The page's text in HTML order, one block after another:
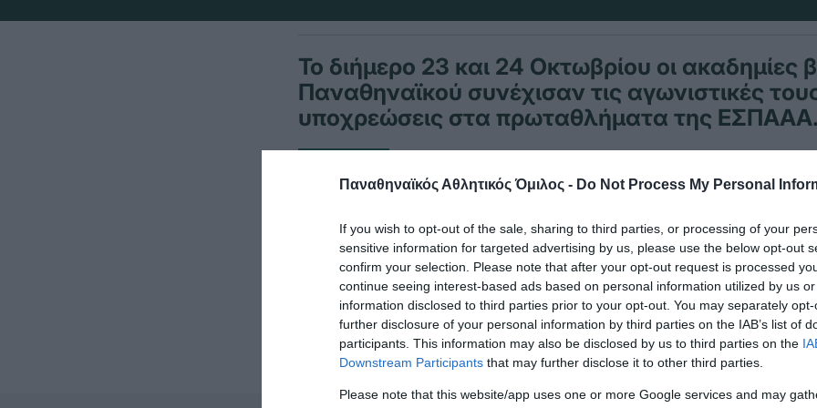
Παναθηναϊκός Αθλητικός Όμιλος - Do Not Process My Personal
If you wish to opt-out of the sale, sharing to third parties, or processing of your
sensitive information for targeted advertising by us, please use the below opt-out
confirm your selection. Please note that after your opt-out request is processed
continue seeing interest-based ads based on personal information utilized by us
information disclosed to third parties prior to your opt-out. You may separately
further disclosure of your personal information by third parties on the IAB’s list of
participants. This information may also be disclosed by us to third parties on the
Downstream Participants that may further disclose it to other third parties.
Please note that this website/app uses one or more Google services and may
Το διήμερο 23 και 24 Οκτωβρίου οι ακαδημίες
Παναθηναϊκού συνέχισαν τις αγωνιστικές
υποχρεώσεις στα πρωταθλήματα της ΕΣΠΑΑΑ.
Αναλυτικότερα, τα Αγόρια Κ18 επικράτησαν εκτός έδρας με 3-
Νίκη πέτυχαν και τα Αγόρια Κ21 επί της ΑΕΚ με 2-3 σετ στο
«Απόστολος Κοντος».